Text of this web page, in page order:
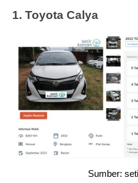
1. Toyota Calya
Sumber: